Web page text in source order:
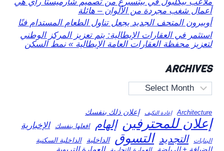
أعمال شغب مجردة من الألوان – هائلة
أوبيرون المتحف الجديد يجعل تناول الطعام المستدام فنًا
استثمر في العقارات الإيطالية: يتم تعزيز المركز الوطني
لتعزيز محفظة العقارات العامة الإيطالية » نمط السكن
ARCHIVES
Archives
Architecture إعادة التكيف إعلان ذلك بنفسك
إعلان للمحترفين إلهام افعلها بنفسك الإخبارية
البنايات التجديد التسوق الداخلية الداخلية السكنية
العمارة التربوية